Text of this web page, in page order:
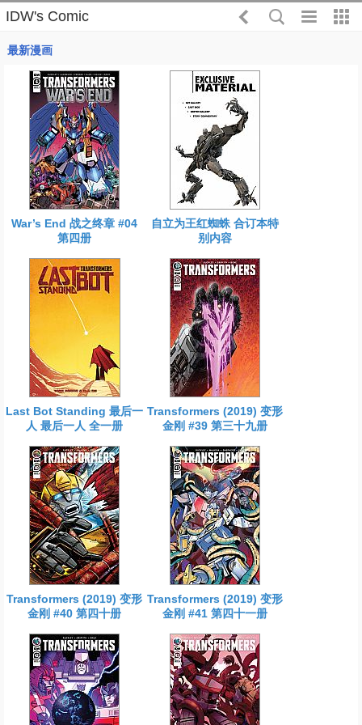
IDW's Comic
最新漫画
War’s End 战之终章 #04
第四册
自立为王红蜘蛛 合订本特
别内容
Last Bot Standing 最后一
人 最后一人 全一册
Transformers (2019) 变形
金刚 #39 第三十九册
Transformers (2019) 变形
金刚 #40 第四十册
Transformers (2019) 变形
金刚 #41 第四十一册